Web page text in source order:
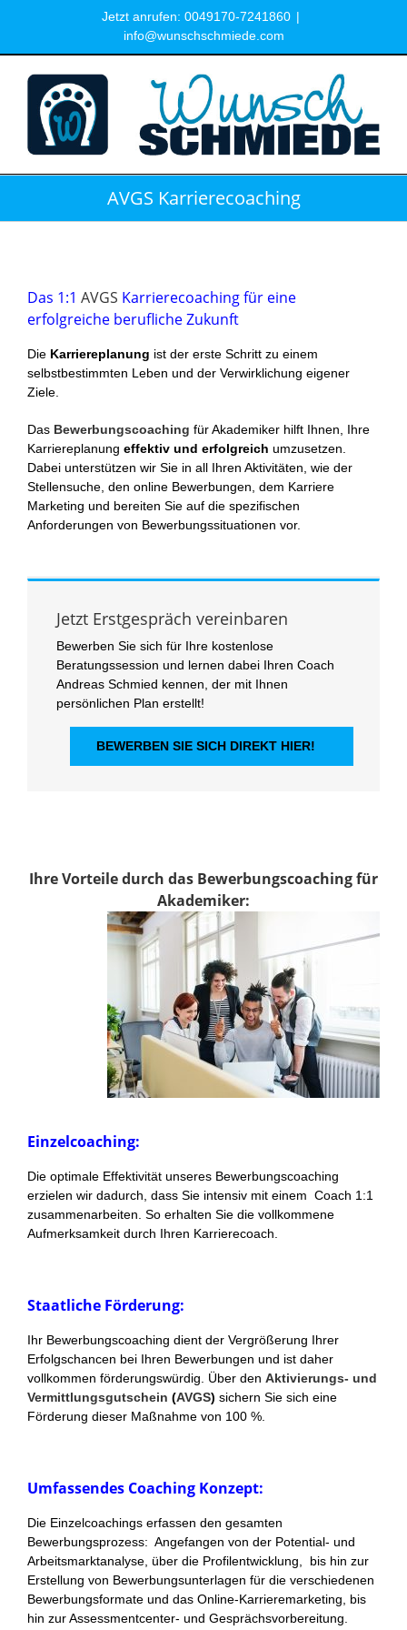
Jetzt anrufen: 0049170-7241860 |
info@wunschschmiede.com
AVGS Karrierecoaching
Das 1:1 AVGS Karrierecoaching für eine
erfolgreiche berufliche Zukunft
Die Karriereplanung ist der erste Schritt zu einem
selbstbestimmten Leben und der Verwirklichung eigener
Ziele.
Das Bewerbungscoaching für Akademiker hilft Ihnen, Ihre
Karriereplanung effektiv und erfolgreich umzusetzen.
Dabei unterstützen wir Sie in all Ihren Aktivitäten, wie der
Stellensuche, den online Bewerbungen, dem Karriere
Marketing und bereiten Sie auf die spezifischen
Anforderungen von Bewerbungssituationen vor.
Jetzt Erstgespräch vereinbaren
Bewerben Sie sich für Ihre kostenlose
Beratungssession und lernen dabei Ihren Coach
Andreas Schmied kennen, der mit Ihnen
persönlichen Plan erstellt!
BEWERBEN SIE SICH DIREKT HIER!
Ihre Vorteile durch das Bewerbungscoaching für
Akademiker:
Einzelcoaching:
Die optimale Effektivität unseres Bewerbungscoaching
erzielen wir dadurch, dass Sie intensiv mit einem Coach 1:1
zusammenarbeiten. So erhalten Sie die vollkommene
Aufmerksamkeit durch Ihren Karrierecoach.
Staatliche Förderung:
Ihr Bewerbungscoaching dient der Vergrößerung Ihrer
Erfolgschancen bei Ihren Bewerbungen und ist daher
vollkommen förderungswürdig. Über den Aktivierungs- und
Vermittlungsgutschein (AVGS) sichern Sie sich eine
Förderung dieser Maßnahme von 100 %.
Umfassendes Coaching Konzept:
Die Einzelcoachings erfassen den gesamten
Bewerbungsprozess: Angefangen von der Potential- und
Arbeitsmarktanalyse, über die Profilentwicklung, bis hin zur
Erstellung von Bewerbungsunterlagen für die verschiedenen
Bewerbungsformate und das Online-Karrieremarketing, bis
hin zur Assessmentcenter- und Gesprächsvorbereitung.